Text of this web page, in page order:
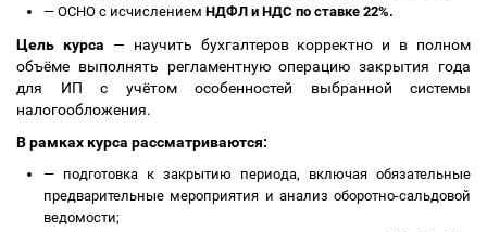
— ОСНО с исчислением НДФЛ и НДС по ставке 22%.
Цель курса — научить бухгалтеров корректно и в полном
объёме выполнять регламентную операцию закрытия года
для ИП с учётом особенностей выбранной системы
налогообложения.
В рамках курса рассматриваются:
— подготовка к закрытию периода, включая обязательные
предварительные мероприятия и анализ оборотно-сальдовой
ведомости;